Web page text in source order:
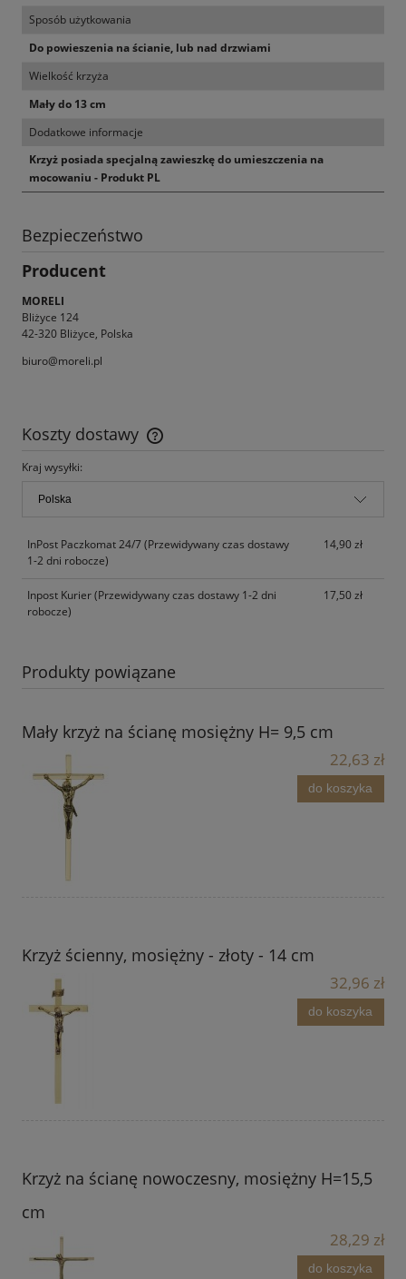
Sposób użytkowania
Do powieszenia na ścianie, lub nad drzwiami
Wielkość krzyża
Mały do 13 cm
Dodatkowe informacje
Krzyż posiada specjalną zawieszkę do umieszczenia na
mocowaniu - Produkt PL
Bezpieczeństwo
Producent
MORELI
Bliżyce 124
42-320 Bliżyce, Polska
biuro@moreli.pl
Koszty dostawy
Cena nie zawiera ewentualnych kosztów płatności
Kraj wysyłki:
InPost Paczkomat 24/7(Przewidywany czas dostawy
1-2 dni robocze)
14,90 zł
Inpost Kurier(Przewidywany czas dostawy 1-2 dni
robocze)
17,50 zł
Produkty powiązane
Mały krzyż na ścianę mosiężny H= 9,5 cm
22,63 zł
do koszyka
Krzyż ścienny, mosiężny - złoty - 14 cm
32,96 zł
do koszyka
Krzyż na ścianę nowoczesny, mosiężny H=15,5
cm
28,29 zł
do koszyka